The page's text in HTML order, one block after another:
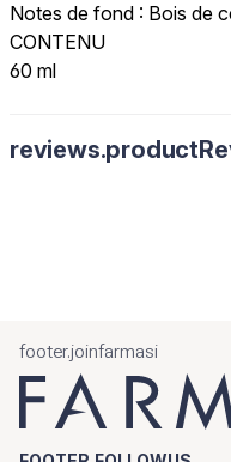
Notes de fond : Bois de
CONTENU
60 ml
footer.joinfarmasi